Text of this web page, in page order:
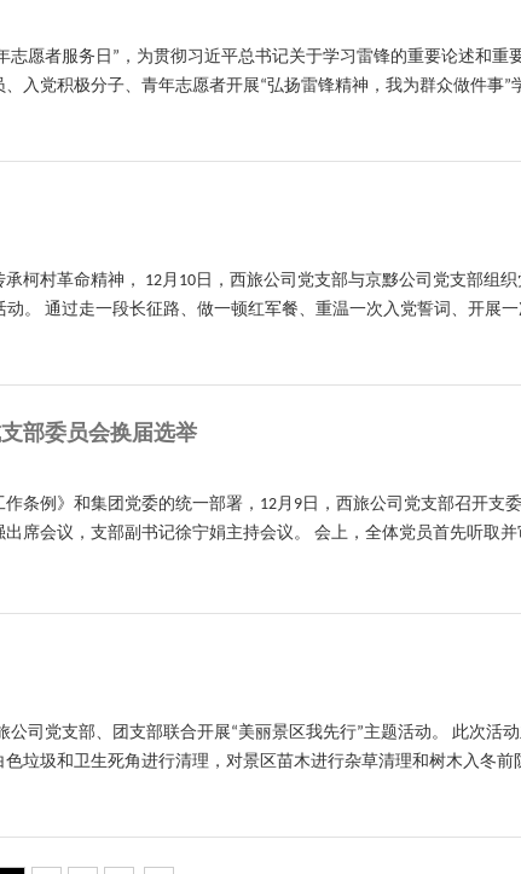
志愿者服务日”，为贯彻习近平总书记关于学习雷锋的重要论述和重
入党积极分子、青年志愿者开展“弘扬雷锋精神，我为群众做件事”
柯村革命精神， 12月10日，西旅公司党支部与京黟公司党支部组
。 通过走一段长征路、做一顿红军餐、重温一次入党誓词、开展
部委员会换届选举
条例》和集团党委的统一部署，12月9日，西旅公司党支部召开支
席会议，支部副书记徐宁娟主持会议。 会上，全体党员首先听取
司党支部、团支部联合开展“美丽景区我先行”主题活动。 此次活
垃圾和卫生死角进行清理，对景区苗木进行杂草清理和树木入冬前